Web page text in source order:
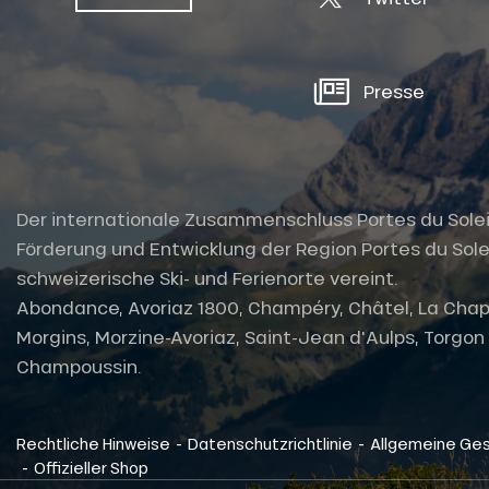
Presse
Der internationale Zusammenschluss Portes du
Förderung und Entwicklung der Region Portes du
schweizerische Ski- und Ferienorte vereint.
Abondance, Avoriaz 1800, Champéry, Châtel, La
Morgins, Morzine-Avoriaz, Saint-Jean d'Aulps,
Champoussin.
Rechtliche Hinweise - Datenschutzrichtlinie - Allgemeine
- Offizieller Shop